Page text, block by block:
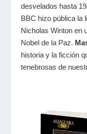
desvelados hasta
BBC hizo pública la
Nicholas Winton en
Nobel de la Paz.
historia y la ficción
tenebrosas de